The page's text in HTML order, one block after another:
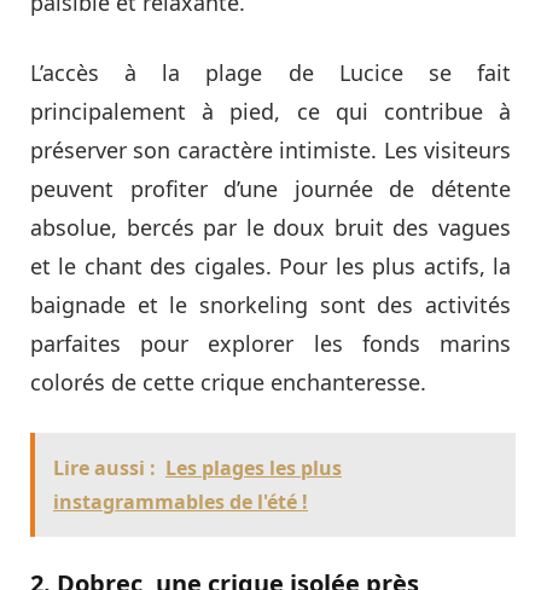
L’accès à la plage de Lucice se fait
principalement à pied, ce qui contribue à
préserver son caractère intimiste. Les visiteurs
peuvent profiter d’une journée de détente
absolue, bercés par le doux bruit des vagues
et le chant des cigales. Pour les plus actifs, la
baignade et le snorkeling sont des activités
parfaites pour explorer les fonds marins
colorés de cette crique enchanteresse.
Lire aussi : Les plages les plus
instagrammables de l'été !